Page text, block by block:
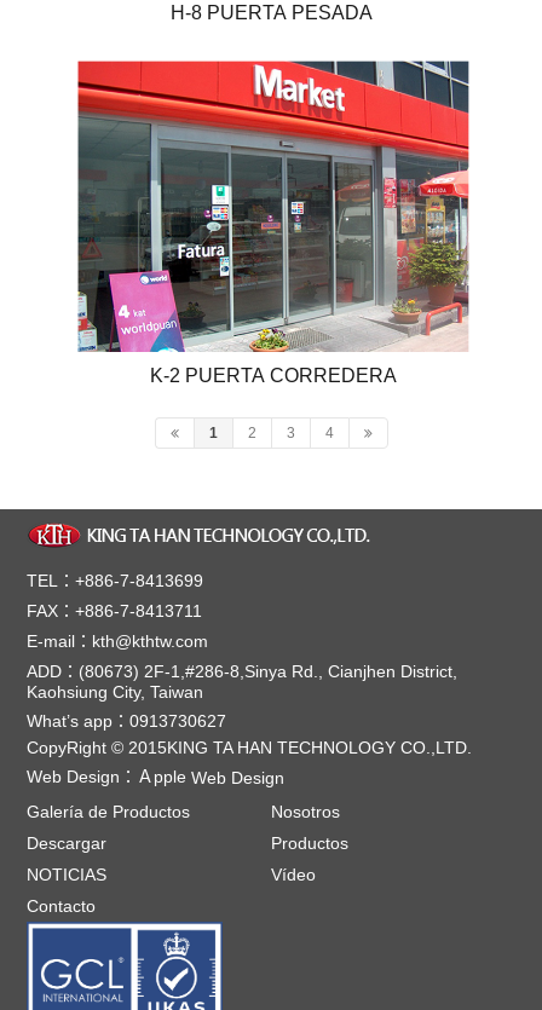
H-8 PUERTA PESADA
K-2 PUERTA CORREDERA
1 2 3 4
TEL：+886-7-8413699
FAX：+886-7-8413711
E-mail：kth@kthtw.com
ADD：(80673) 2F-1,#286-8,Sinya Rd., Cianjhen District,
Kaohsiung City, Taiwan
What’s app：0913730627
CopyRight © 2015KING TA HAN TECHNOLOGY CO.,LTD.
Web Design： ＡppleWeb Design
Galería de Productos
Nosotros
Descargar
Productos
NOTICIAS
Vídeo
Contacto